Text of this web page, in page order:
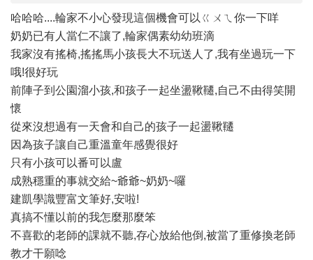
哈哈哈....輪家不小心發現這個機會可以ㄍㄨㄟ你一下咩
奶奶已有人當仁不讓了,輪家偶素幼幼班滴
我家沒有搖椅,搖搖馬小孩長大不玩送人了,我有坐過玩一下
哦!很好玩
前陣子到公園溜小孩,和孩子一起坐盪鞦韆,自己不由得笑開
懷
從來沒想過有一天會和自己的孩子一起盪鞦韆
因為孩子讓自己重溫童年感覺很好
只有小孩可以番可以盧
成熟穩重的事就交給~爺爺~奶奶~囉
建凱學識豐富文筆好,安啦!
真搞不懂以前的我怎麼那麼笨
不喜歡的老師的課就不聽,存心放給他倒,被當了重修換老師
教才干願唸